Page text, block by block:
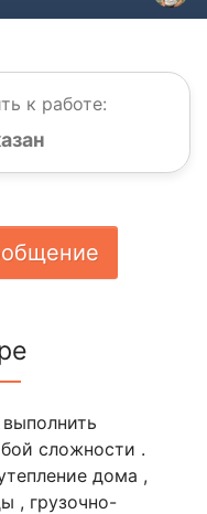
к работе:
сложности .
дома ,
, грузочно-